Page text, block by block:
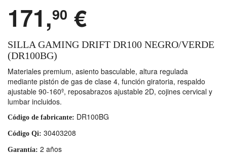
171,90 €
SILLA GAMING DRIFT DR100 NEGRO/VERDE
(DR100BG)
Materiales premium, asiento basculable, altura regulada
mediante pistón de gas de clase 4, función giratoria, respaldo
ajustable 90-160º, reposabrazos ajustable 2D, cojines cervical y
lumbar incluidos.
Código de fabricante: DR100BG
Código Qi: 30403208
Garantía: 2 años